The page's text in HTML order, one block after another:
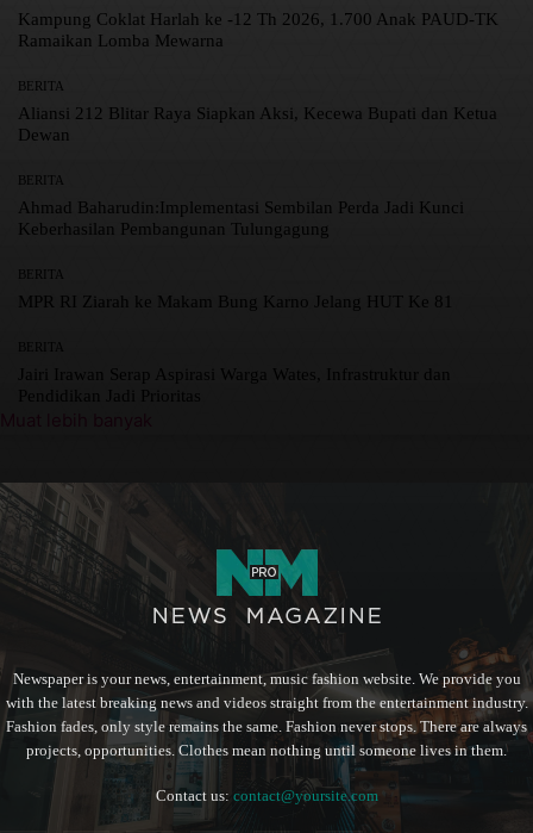
Kampung Coklat Harlah ke -12 Th 2026, 1.700 Anak PAUD-TK
Ramaikan Lomba Mewarna
BERITA
Aliansi 212 Blitar Raya Siapkan Aksi, Kecewa Bupati dan Ketua
Dewan
BERITA
Ahmad Baharudin:Implementasi Sembilan Perda Jadi Kunci
Keberhasilan Pembangunan Tulungagung
BERITA
MPR RI Ziarah ke Makam Bung Karno Jelang HUT Ke 81
BERITA
Jairi Irawan Serap Aspirasi Warga Wates, Infrastruktur dan
Newspaper is your news, entertainment, music fashion website. We provide you
with the latest breaking news and videos straight from the entertainment industry.
Fashion fades, only style remains the same. Fashion never stops. There are always
projects, opportunities. Clothes mean nothing until someone lives in them.
Contact us: contact@yoursite.com